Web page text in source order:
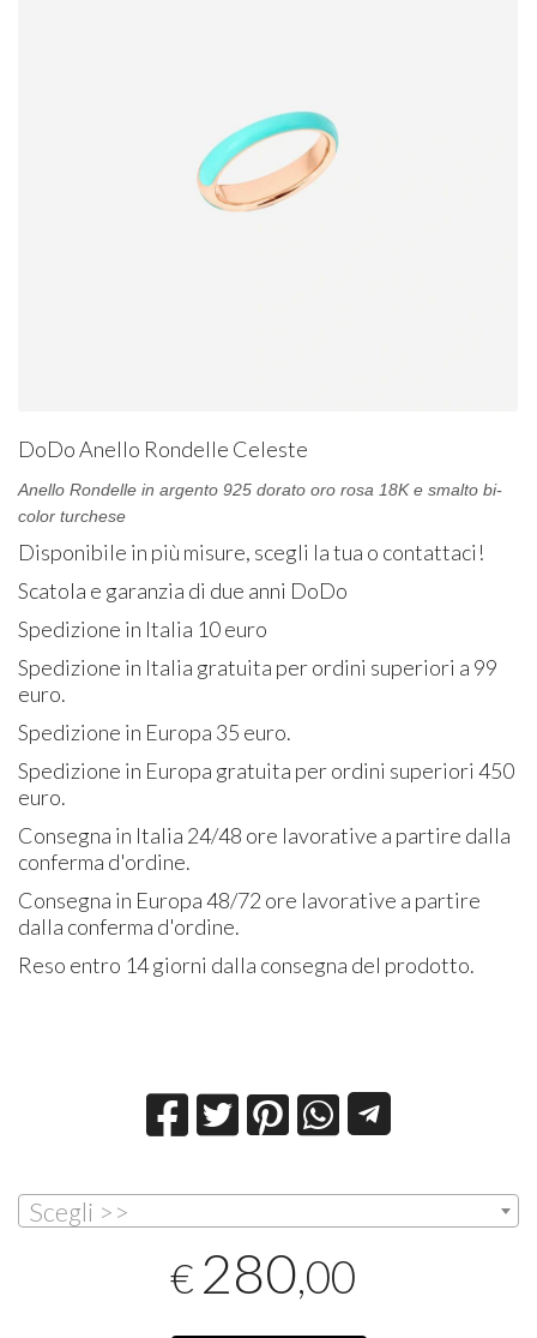
DoDo Anello Rondelle Celeste
Anello Rondelle in argento 925 dorato oro rosa 18K e smalto bi-
color turchese
Disponibile in più misure, scegli la tua o contattaci!
Scatola e garanzia di due anni DoDo
Spedizione in Italia 10 euro
Spedizione in Italia gratuita per ordini superiori a 99
euro.
Spedizione in Europa 35 euro.
Spedizione in Europa gratuita per ordini superiori 450
euro.
Consegna in Italia 24/48 ore lavorative a partire dalla
conferma d'ordine.
Consegna in Europa 48/72 ore lavorative a partire
dalla conferma d'ordine.
Reso entro 14 giorni dalla consegna del prodotto.
Scegli >>
€ 280,00